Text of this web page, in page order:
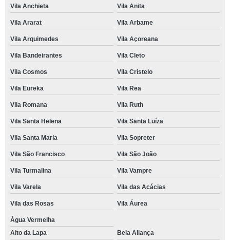
Vila Anchieta Vila Anita
Vila Ararat Vila Arbame
Vila Arquimedes Vila Açoreana
Vila Bandeirantes Vila Cleto
Vila Cosmos Vila Cristelo
Vila Eureka Vila Rea
Vila Romana Vila Ruth
Vila Santa Helena Vila Santa Luíza
Vila Santa Maria Vila Sopreter
Vila São Francisco Vila São João
Vila Turmalina Vila Vampre
Vila Varela Vila das Acácias
Vila das Rosas Vila Áurea
Água Vermelha
Alto da Lapa
Bela Aliança